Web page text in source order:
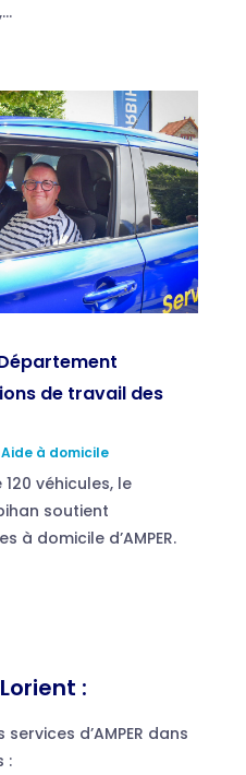
de travail des
Aide à domicile
véhicules, le
soutient
à domicile d’AMPER.
:
d’AMPER dans
: